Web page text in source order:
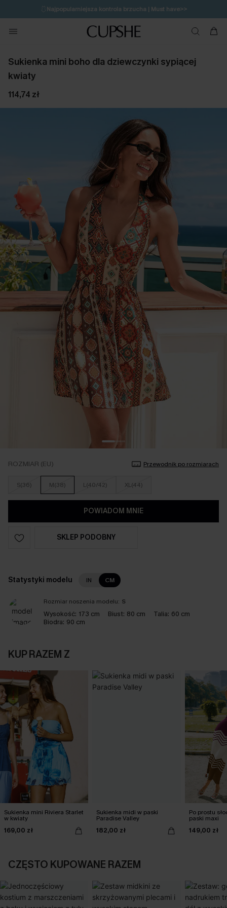
🩱Najpopularniejsza kontrola brzucha | Must have>>
🔥OSTATNIA SZANSA | Do 50% rabatu>>
💌Zapisz się i zyskaj do 20% rabatu>>
Sukienka mini boho dla dziewczynki sypiącej
kwiaty
114,74 zł
ROZMIAR (EU) Przewodnik po rozmiarach
S(36) M(38) L(40/42) XL(44)
POWIADOM MNIE
SKLEP PODOBNY
Statystyki modelu IN CM
Rozmiar noszenia modelu: S
Wysokość: 173 cm Biust: 80 cm Talia: 60 cm
Biodra: 90 cm
KUP RAZEM Z
Sukienka mini Riviera Starlet
w kwiaty
169,00 zł
Sukienka midi w paski
Paradise Valley
182,00 zł
Po prostu
paski maxi
149,00 zł
CZĘSTO KUPOWANE RAZEM